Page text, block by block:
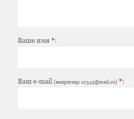
Ваше имя*:
Ваш e-mail (например: 12345@mail.ru) *: